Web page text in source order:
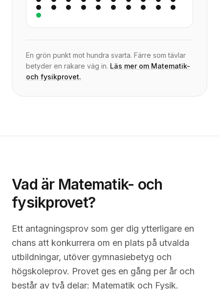
En grön punkt mot hundra svarta. Färre som tävlar
betyder en rakare väg in. Läs mer om Matematik-
och fysikprovet.
Vad är Matematik- och
fysikprovet?
Ett antagningsprov som ger dig ytterligare en
chans att konkurrera om en plats på utvalda
utbildningar, utöver gymnasiebetyg och
högskoleprov. Provet ges en gång per år och
består av två delar: Matematik och Fysik.